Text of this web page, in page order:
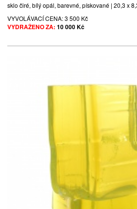
sklo čiré, bílý opál, barevné, pískované | 20,3 x
VYVOLÁVACÍ CENA:3 500 Kč
VYDRAŽENO ZA: 10 000 Kč